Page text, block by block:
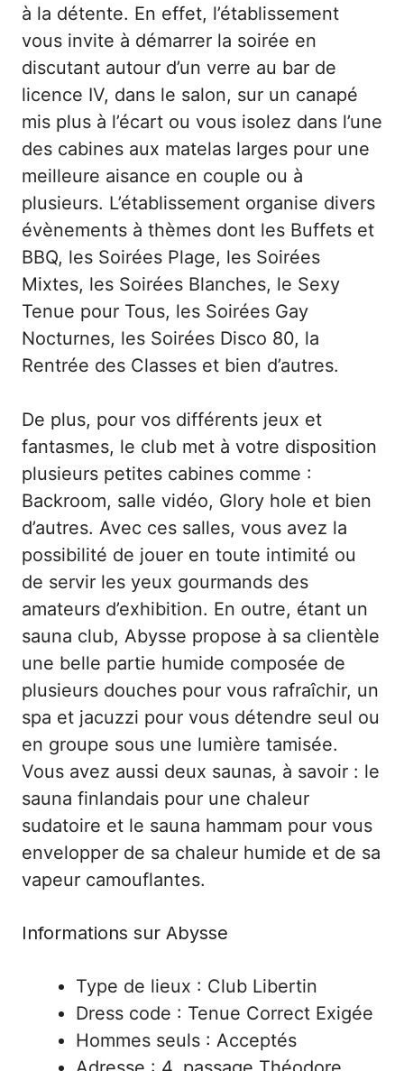
à la détente. En effet, l’établissement
vous invite à démarrer la soirée en
discutant autour d’un verre au bar de
licence IV, dans le salon, sur un canapé
mis plus à l’écart ou vous isolez dans l’une
des cabines aux matelas larges pour une
meilleure aisance en couple ou à
plusieurs. L’établissement organise divers
évènements à thèmes dont les Buffets et
BBQ, les Soirées Plage, les Soirées
Mixtes, les Soirées Blanches, le Sexy
Tenue pour Tous, les Soirées Gay
Nocturnes, les Soirées Disco 80, la
Rentrée des Classes et bien d’autres.
De plus, pour vos différents jeux et
fantasmes, le club met à votre disposition
plusieurs petites cabines comme :
Backroom, salle vidéo, Glory hole et bien
d’autres. Avec ces salles, vous avez la
possibilité de jouer en toute intimité ou
de servir les yeux gourmands des
amateurs d’exhibition. En outre, étant un
sauna club, Abysse propose à sa clientèle
une belle partie humide composée de
plusieurs douches pour vous rafraîchir, un
spa et jacuzzi pour vous détendre seul ou
en groupe sous une lumière tamisée.
Vous avez aussi deux saunas, à savoir : le
sauna finlandais pour une chaleur
sudatoire et le sauna hammam pour vous
envelopper de sa chaleur humide et de sa
vapeur camouflantes.
Informations sur Abysse
Type de lieux : Club Libertin
Dress code : Tenue Correct Exigée
Hommes seuls : Acceptés